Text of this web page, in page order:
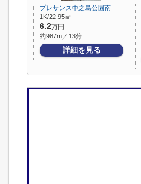
プレサンス中之島公園南
1K/22.95㎡
6.2万円
約987m／13分
詳細を見る